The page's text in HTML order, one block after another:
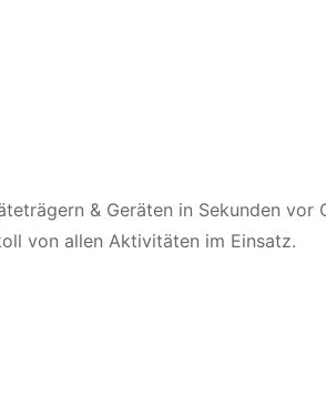
& Geräten in Sekunden vor
von allen Aktivitäten im Einsatz.